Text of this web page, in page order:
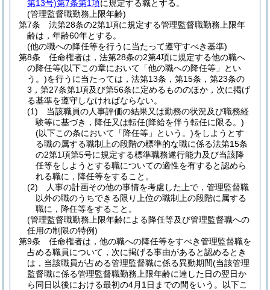
第13号)第7条第1項に規定する職とする。
(管理監督職勤務上限年齢)
第7条
法第28条の2第1項に規定する管理監督職勤務上限年
齢は，年齢60年とする。
(他の職への降任等を行うに当たって遵守すべき基準)
第8条
任命権者は，法第28条の2第4項に規定する他の職へ
の降任等(以下この章において「他の職への降任等」とい
う。)を行うに当たっては，法第13条，第15条，第23条の
3，第27条第1項及び第56条に定めるもののほか，次に掲げ
る基準を遵守しなければならない。
(1)
当該職員の人事評価の結果又は勤務の状況及び職務経
験等に基づき，降任又は転任(降給を伴う転任に限る。)
(以下この条において「降任等」という。)をしようとす
る職の属する職制上の段階の標準的な職に係る法第15条
の2第1項第5号に規定する標準職務遂行能力及び当該降
任等をしようとする職についての適性を有すると認めら
れる職に，降任等をすること。
(2)
人事の計画その他の事情を考慮した上で，管理監督職
以外の職のうちできる限り上位の職制上の段階に属する
職に，降任等をすること。
(管理監督職勤務上限年齢による降任等及び管理監督職への
任用の制限の特例)
第9条
任命権者は，他の職への降任等をすべき管理監督職を
占める職員について，次に掲げる事由があると認めるとき
は，当該職員が占める管理監督職に係る異動期間(当該管理
監督職に係る管理監督職勤務上限年齢に達した日の翌日か
ら同日以後における最初の4月1日までの間をいう。以下こ